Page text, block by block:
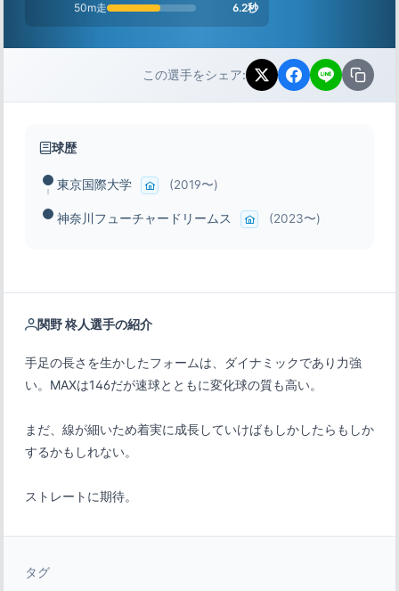
50m走
6.2秒
この選手をシェア:
球歴
東京国際大学 (2019〜)
神奈川フューチャードリームス (2023〜)
関野 柊人選手の紹介
手足の長さを生かしたフォームは、ダイナミックであり力強
まだ、線が細いため着実に成長していけばもしかしたらもしか
ストレートに期待。
タグ